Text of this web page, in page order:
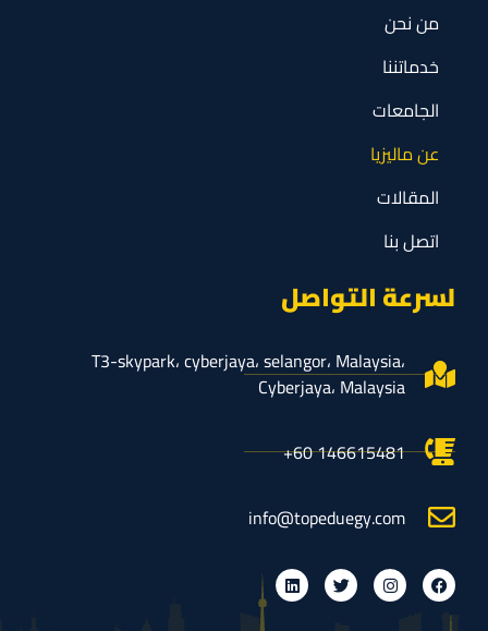
من نحن
خدماتننا
الجامعات
عن ماليزيا
المقالات
اتصل بنا
لسرعة التواصل
T3-skypark، cyberjaya، selangor، Malaysia،
Cyberjaya، Malaysia
⁦+60 146615481
info@topeduegy.com